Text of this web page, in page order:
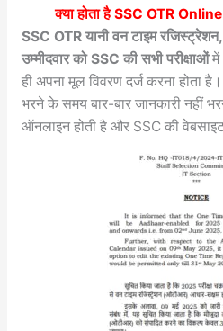
क्या होता हैSSC OTR
SSC OTR यानी वन टाइम
उम्मीदवार को SSC की सभी परीक्षाओंमें
ही अपना मूल विवरण दर्ज करना होता
भरने के समय बार-बार जानकारी नहीं
ऑनलाइन होती है और SSC की वेबसाइट